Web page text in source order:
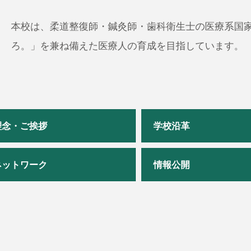
本校は、柔道整復師・鍼灸師・歯科衛生士の医療系国
ろ。」を兼ね備えた医療人の育成を目指しています。
・ご挨拶 学校沿革
トワーク 情報公開